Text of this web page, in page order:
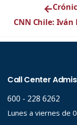
←
CNN Chile: